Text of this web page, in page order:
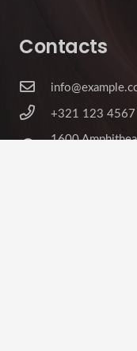
Contacts
+321 123 4567
1600